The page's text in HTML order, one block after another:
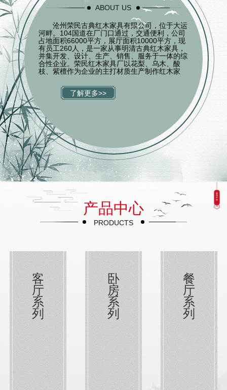
ABOUT US
沧州荣民古典红木家具有限公司，位于大运
河畔。104国道在厂门口通过，交通便利，公司
占地面积66000平方，展厅面积10000平方，现
有员工260人，是一家从事明清古典红木家具，
并集开发、设计、生产、销售、服务于一体的综
合性企业。荣民红木家具厂以花梨、乌木、酸
枝、紫檀作为企业的主打材质生产制作红木家
列、套房系列及办公室系列等，造型典雅高贵，
形神兼备的明清家具。每一件产品从开料、烘
干、设计、木工、雕花、打磨直至油漆烤蜡，都
遵循严格的操作工序。 荣民红木可根
据...
了解更多>>
产品中心
PRODUCTS
客
厅
系
列
卧
房
系
列
餐
厅
系
列